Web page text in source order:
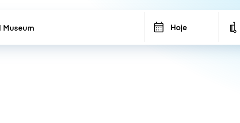
Hoje